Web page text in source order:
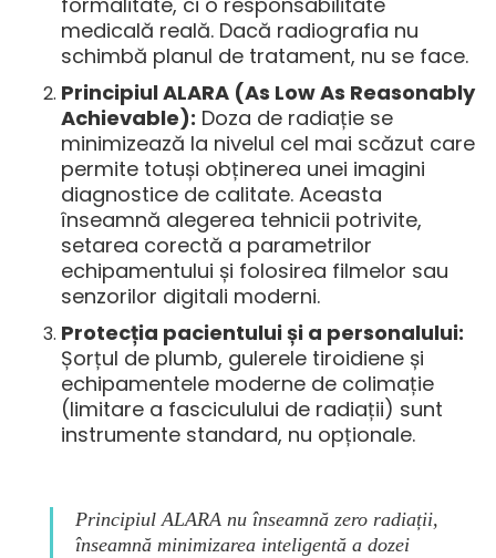
medicală reală. Dacă radiografia nu
schimbă planul de tratament, nu se face.
Principiul ALARA (As Low As Reasonably
Achievable): Doza de radiație se
minimizează la nivelul cel mai scăzut care
permite totuși obținerea unei imagini
diagnostice de calitate. Aceasta
înseamnă alegerea tehnicii potrivite,
setarea corectă a parametrilor
echipamentului și folosirea filmelor sau
senzorilor digitali moderni.
Protecția pacientului și a personalului:
Șorțul de plumb, gulerele tiroidiene și
echipamentele moderne de colimație
(limitare a fasciculului de radiații) sunt
instrumente standard, nu opționale.
Principiul ALARA nu înseamnă zero radiații,
înseamnă minimizarea inteligentă a dozei